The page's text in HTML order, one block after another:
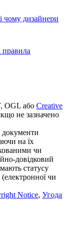
чому дизайнери
правила
OGL або Creative
не зазначено
документи
на їх
чи
довідковий
статусу
(електронної чи
Notice, Угода